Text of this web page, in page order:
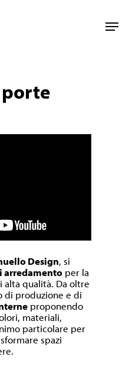
Design, si
arredamento per la
qualità. Da oltre
di produzione e di
proponendo
materiali,
particolare per
spazi